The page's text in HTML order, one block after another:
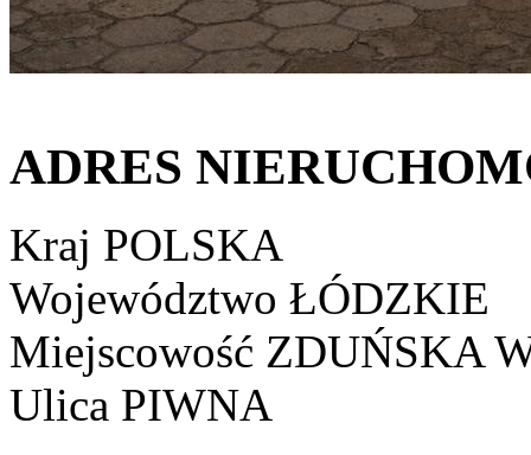
ADRES
Kraj POLSKA
Województwo ŁÓDZKIE
Miejscowość ZDUŃSKA
Ulica PIWNA